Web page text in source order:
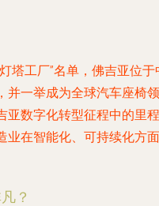
塔工厂”名单，佛吉亚位于
并一举成为全球汽车座椅领
亚数字化转型征程中的里程
业在智能化、可持续化方面
？